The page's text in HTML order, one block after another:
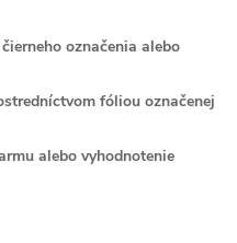
označenia alebo
fóliou označenej
alebo vyhodnotenie